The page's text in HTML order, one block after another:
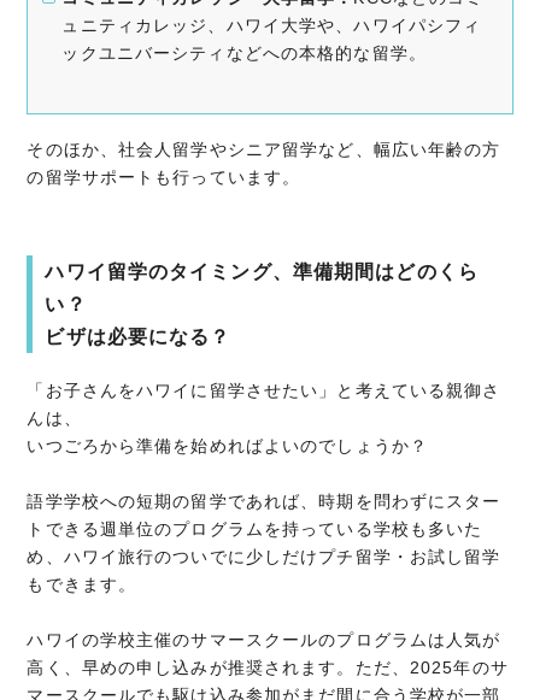
ュニティカレッジ、ハワイ大学や、ハワイパシフィ
ックユニバーシティなどへの本格的な留学。
そのほか、社会人留学やシニア留学など、幅広い年齢の方
の留学サポートも行っています。
ハワイ留学のタイミング、準備期間はどのくら
い？
ビザは必要になる？
「お子さんをハワイに留学させたい」と考えている親御さ
んは、
いつごろから準備を始めればよいのでしょうか？
語学学校への短期の留学であれば、時期を問わずにスター
トできる週単位のプログラムを持っている学校も多いた
め、ハワイ旅行のついでに少しだけプチ留学・お試し留学
もできます。
ハワイの学校主催のサマースクールのプログラムは人気が
高く、早めの申し込みが推奨されます。ただ、2025年のサ
マースクールでも駆け込み参加がまだ間に合う学校が一部